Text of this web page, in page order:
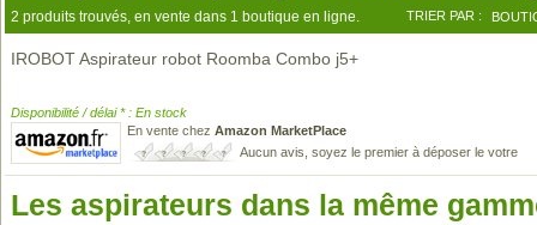
2 produits trouvés, en vente dans 1 boutique en ligne. TRIER PAR :
IROBOT Aspirateur robot Roomba Combo j5+
Disponibilité / délai * : En stock
En vente chez Amazon MarketPlace
Aucun avis, soyez le premier à déposer le votre
Les aspirateurs dans la même